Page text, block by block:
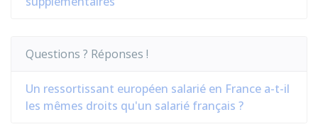
Questions ? Réponses !
Un ressortissant européen salarié en France a-t-il
les mêmes droits qu'un salarié français ?